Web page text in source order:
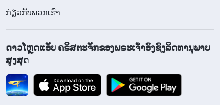
ໃດທີ່ພວກເຮົາສົນທະນາກ່ຽວກັບວຽກຂອງພວກເຮົາ, ຂ້ອຍ
ໜຶ່ງ, ລາວພົບກັບບັນຫາບາງຢ່າງກັບວຽກຂອງທີມ ແລະ ໄດ້
ໃຫ້ຄໍາແນະນໍາບາງຢ່າງທີ່ບັນດາອ້າຍເອື້ອຍນ້ອງຂອງພວກ
ເຮົາທຸກຄົນມັກແທ້ໆ, ແຕ່ຂ້ອຍບໍ່ມີຫຍັງເລີຍ. ຂ້ອຍປະຕິເສດ
ທີ່ຈະຮັບຟັງຄໍາແນະນໍາໃດໆຂອງລາວ. ເມື່ອທຸກຄົນຖາມຫາ
ກ່ຽວກັບພວກເຮົາ
ດາວໂຫຼດແອັບ ຄຣິສຕະຈັກຂອງພຣະເຈົ້າອົງຊົງລິດທານຸພາບ
ສູງສຸດ